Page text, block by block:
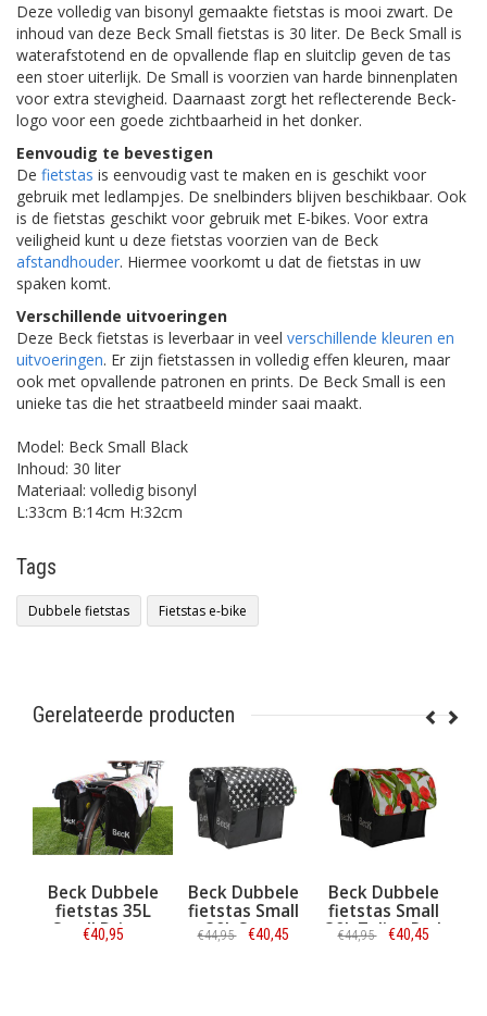
Deze volledig van bisonyl gemaakte fietstas is mooi zwart. De
inhoud van deze Beck Small fietstas is 30 liter. De Beck Small is
waterafstotend en de opvallende flap en sluitclip geven de tas
een stoer uiterlijk. De Small is voorzien van harde binnenplaten
voor extra stevigheid. Daarnaast zorgt het reflecterende Beck-
logo voor een goede zichtbaarheid in het donker.
Eenvoudig te bevestigen
De fietstas is eenvoudig vast te maken en is geschikt voor
gebruik met ledlampjes. De snelbinders blijven beschikbaar. Ook
is de fietstas geschikt voor gebruik met E-bikes. Voor extra
veiligheid kunt u deze fietstas voorzien van de Beck
afstandhouder. Hiermee voorkomt u dat de fietstas in uw
spaken komt.
Verschillende uitvoeringen
Deze Beck fietstas is leverbaar in veel verschillende kleuren en
uitvoeringen. Er zijn fietstassen in volledig effen kleuren, maar
ook met opvallende patronen en prints. De Beck Small is een
unieke tas die het straatbeeld minder saai maakt.
Model: Beck Small Black
Inhoud: 30 liter
Materiaal: volledig bisonyl
L:33cm B:14cm H:32cm
Tags
Dubbele fietstas Fietstas e-bike
Gerelateerde producten
Beck Dubbele
fietstas Small
30L Stars
€44,95
Beck Dubbele
fietstas Small
30L Tulips Red
€44,95 €40,45
Beck
Afstandhouder
€4,95